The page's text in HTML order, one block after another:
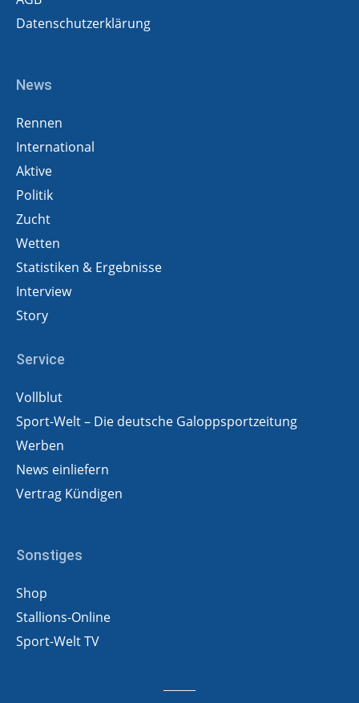
Datenschutzerklärung
News
Rennen
International
Aktive
Politik
Zucht
Wetten
Statistiken & Ergebnisse
Interview
Story
Service
Vollblut
Sport-Welt – Die deutsche Galoppsportzeitung
Werben
News einliefern
Vertrag Kündigen
Sonstiges
Shop
Stallions-Online
Sport-Welt TV